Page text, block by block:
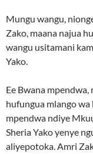
Mungu wangu,
Zako, maana najua
wangu usitamani
Yako.
Ee Bwana
hufungua mlango
mpendwa ndiye
Sheria Yako yenye
aliyepotoka. Amri